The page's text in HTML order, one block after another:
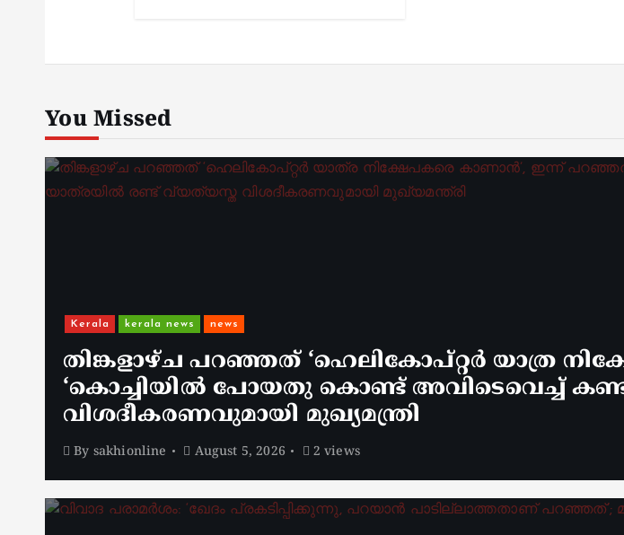
You Missed
Kerala kerala news news
തിങ്കളാഴ്ച പറഞ്ഞത് ‘ഹെലികോപ്റ്റർ യാത്ര
‘കൊച്ചിയിൽ പോയതു കൊണ്ട് അവിടെവെച്ച്
വിശദീകരണവുമായി മുഖ്യമന്ത്രി
By sakhionline August 5, 2026 2 views